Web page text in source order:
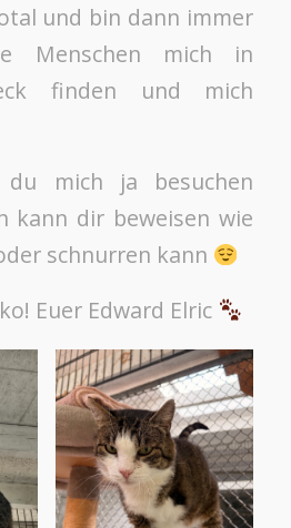
und bin dann immer
Menschen mich in
finden und mich
mich ja besuchen
kann dir beweisen wie
schnurren kann
Euer Edward Elric